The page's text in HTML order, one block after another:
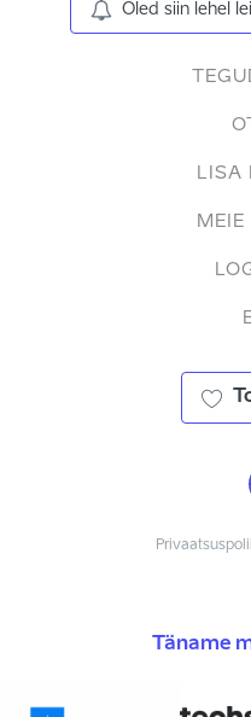
Oled siin lehel
LISA
MEIE
Täname